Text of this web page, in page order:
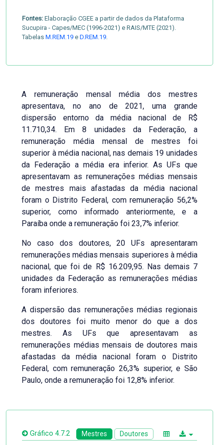
Fontes: Elaboração CGEE a partir de dados da Plataforma
Sucupira - Capes/MEC (1996-2021) e RAIS/MTE (2021).
Tabelas M.REM.19 e D.REM.19.
A remuneração mensal média dos mestres
apresentava, no ano de 2021, uma grande
dispersão entorno da média nacional de R$
11.710,34. Em 8 unidades da Federação, a
remuneração média mensal de mestres foi
superior à média nacional, nas demais 19 unidades
da Federação a média era inferior. As UFs que
apresentavam as remunerações médias mensais
de mestres mais afastadas da média nacional
foram o Distrito Federal, com remuneração 56,2%
superior, como informado anteriormente, e a
Paraíba onde a remuneração foi 23,7% inferior.
No caso dos doutores, 20 UFs apresentaram
remunerações médias mensais superiores à média
nacional, que foi de R$ 16.209,95. Nas demais 7
unidades da Federação as remunerações médias
foram inferiores.
A dispersão das remunerações médias regionais
dos doutores foi muito menor do que a dos
mestres. As UFs que apresentavam as
remunerações médias mensais de doutores mais
afastadas da média nacional foram o Distrito
Federal, com remuneração 26,3% superior, e São
Paulo, onde a remuneração foi 12,8% inferior.
Gráfico 4.7.2 Mestres Doutores